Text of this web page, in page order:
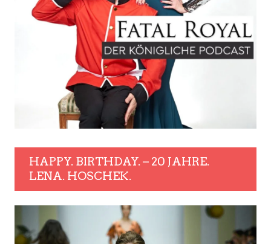
HAPPY. BIRTHDAY. – 20 JAHRE.
LENA. HOSCHEK.